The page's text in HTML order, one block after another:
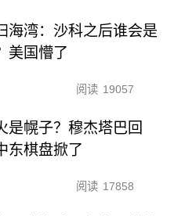
海湾：沙科之后谁会是
美国懵了
阅读 19057
是幌子？穆杰塔巴回
东棋盘掀了
阅读 17858